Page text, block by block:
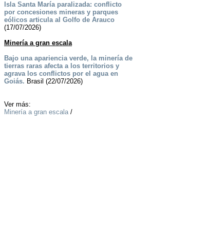
Isla Santa María paralizada: conflicto
por concesiones mineras y parques
eólicos articula al Golfo de Arauco
(17/07/2026)
Minería a gran escala
Bajo una apariencia verde, la minería de
tierras raras afecta a los territorios y
agrava los conflictos por el agua en
Goiás. Brasil (22/07/2026)
Ver más:
Minería a gran escala/